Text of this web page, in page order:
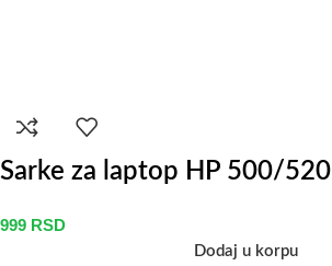
Sarke za laptop HP 500/520
999 RSD
Dodaj u korpu